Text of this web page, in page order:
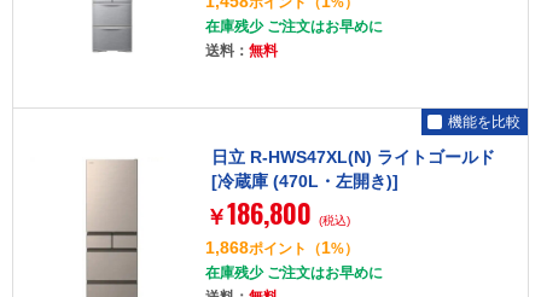
在庫残少 ご注文はお早めに
送料： 無料
日立 R-HWS47XL(N) ライトゴールド
[冷蔵庫 (470L・左開き)]
￥186,800 (税込)
1,868ポイント （1%）
在庫残少 ご注文はお早めに
機能を比較